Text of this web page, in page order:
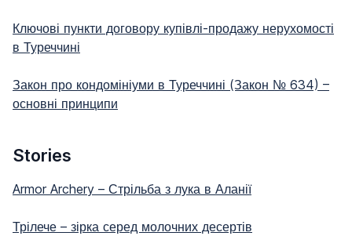
Ключові пункти договору купівлі-продажу нерухомості
в Туреччині
Закон про кондомініуми в Туреччині (Закон № 634) –
основні принципи
Stories
Armor Archery – Стрільба з лука в Аланії
Трілече – зірка серед молочних десертів